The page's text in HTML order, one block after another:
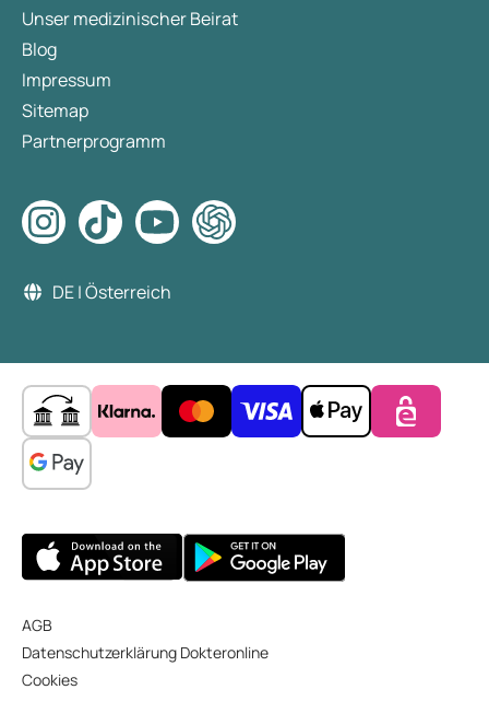
Unser medizinischer Beirat
Blog
Impressum
Sitemap
Partnerprogramm
DE | Österreich
AGB
Datenschutzerklärung Dokteronline
Cookies